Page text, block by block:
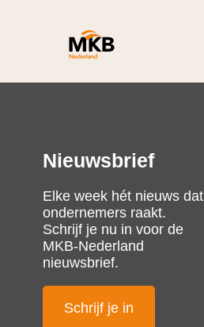
Nieuwsbrief
Elke week hét nieuws dat
ondernemers raakt.
Schrijf je nu in voor de
MKB-Nederland
nieuwsbrief.
Schrijf je in